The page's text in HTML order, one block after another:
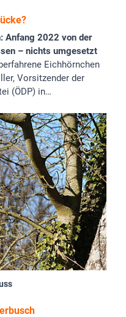
Anfang 2022 von der
– nichts umgesetzt
Eichhörnchen
Vorsitzender der
(ÖDP) in…